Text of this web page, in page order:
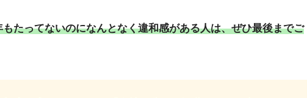
たってないのになんとなく違和感がある人は、ぜひ最後までご